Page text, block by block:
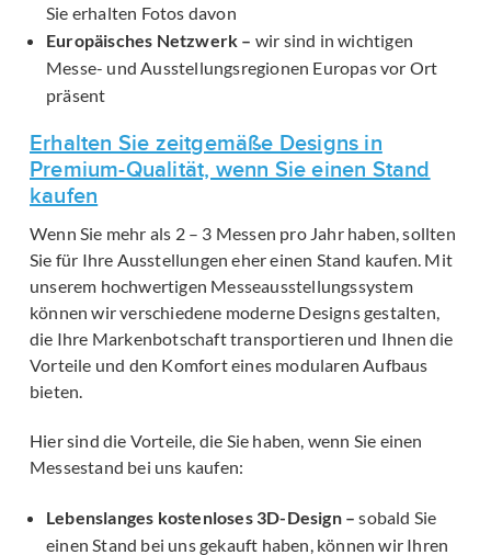
Sie erhalten Fotos davon
Europäisches Netzwerk – wir sind in wichtigen
Messe- und Ausstellungsregionen Europas vor Ort
präsent
Erhalten Sie zeitgemäße Designs in
Premium-Qualität, wenn Sie einen Stand
kaufen
Wenn Sie mehr als 2 – 3 Messen pro Jahr haben, sollten
Sie für Ihre Ausstellungen eher einen Stand kaufen. Mit
unserem hochwertigen Messeausstellungssystem
können wir verschiedene moderne Designs gestalten,
die Ihre Markenbotschaft transportieren und Ihnen die
Vorteile und den Komfort eines modularen Aufbaus
bieten.
Hier sind die Vorteile, die Sie haben, wenn Sie einen
Messestand bei uns kaufen:
Lebenslanges kostenloses 3D-Design – sobald Sie
einen Stand bei uns gekauft haben, können wir Ihren